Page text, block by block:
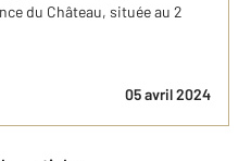
du Château, située au 2
05 avril 2024